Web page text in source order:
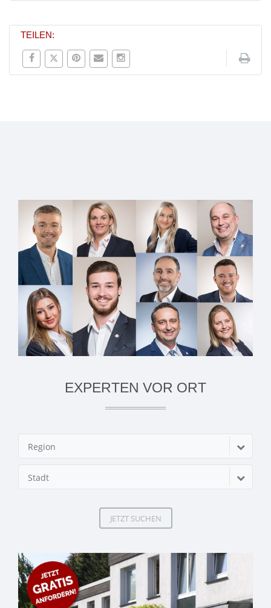
TEILEN:
EXPERTEN VOR ORT
Region
Stadt
JETZT SUCHEN